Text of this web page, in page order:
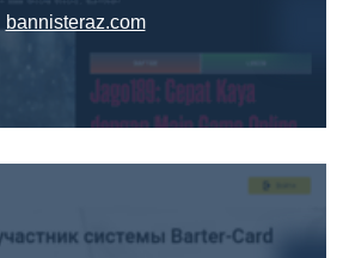
bannisteraz.com